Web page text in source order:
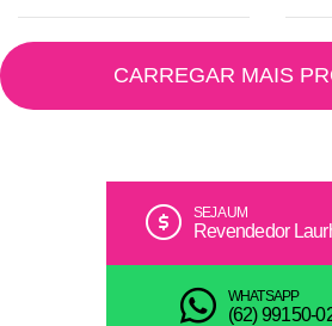
CARREGAR MAIS
SEJA UM
Revendedor
WHATSAPP
(62) 99150-